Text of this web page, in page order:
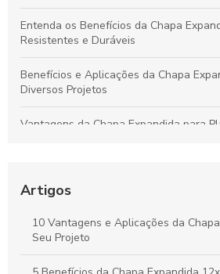
Entenda os Benefícios da Chapa
Resistentes e Duráveis
Benefícios e Aplicações da Chapa
Diversos Projetos
Vantagens da Chapa Expandida para
Benefícios e Usos Fundamentais
Chapa Expandida: Ideias Criativas e
Seus Projetos
Artigos
10 Vantagens e Aplicações da
Seu Projeto